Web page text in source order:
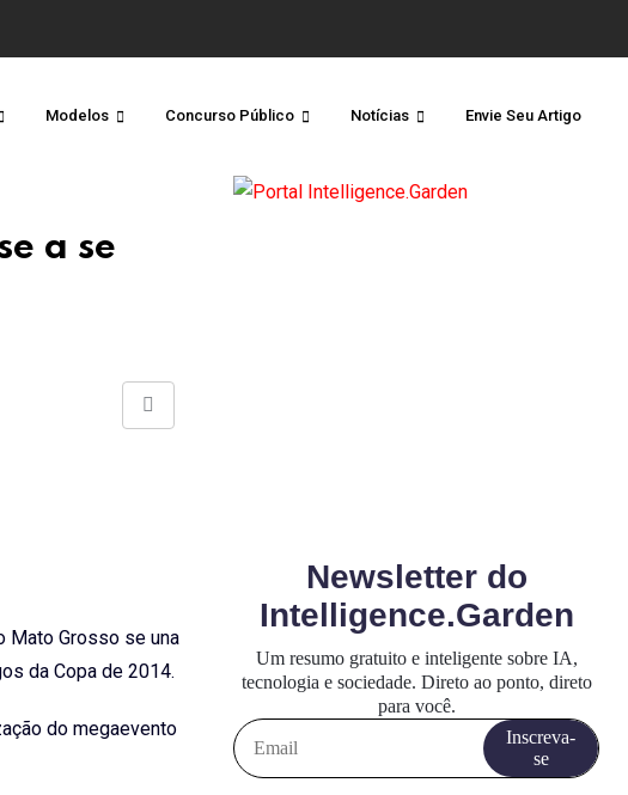
Modelos Concurso Público Notícias Envie Seu Artigo
a se
Share
Mato Grosso se una
da Copa de 2014.
do megaevento